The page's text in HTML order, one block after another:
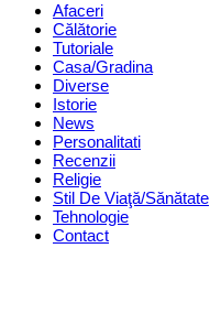
Afaceri
Călătorie
Tutoriale
Casa/Gradina
Diverse
Istorie
News
Personalitati
Recenzii
Religie
Stil De Viaţă/Sănătate
Tehnologie
Contact